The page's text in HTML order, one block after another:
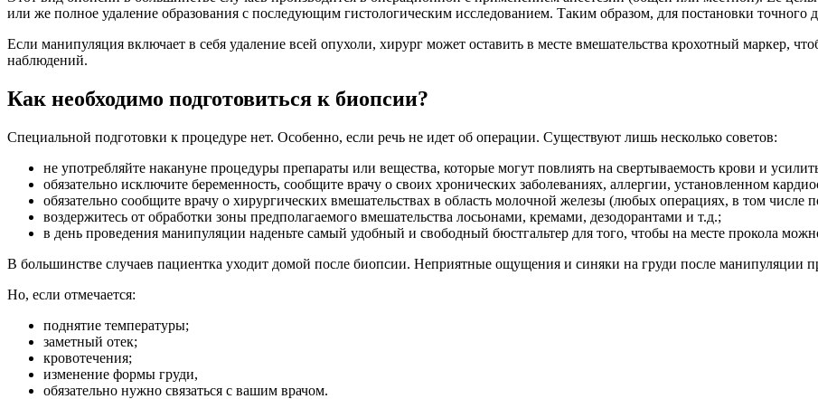
или же полное удаление образования с последующим гистологическим исследованием. Таким образом, для постановки точного
Если манипуляция включает в себя удаление всей опухоли, хирург может оставить в месте вмешательства крохотный маркер,
наблюдений.
Как необходимо подготовиться к биопсии?
Специальной подготовки к процедуре нет. Особенно, если речь не идет об операции. Существуют лишь несколько советов:
не употребляйте накануне процедуры препараты или вещества, которые могут повлиять на свертываемость крови и
обязательно исключите беременность, сообщите врачу о своих хронических заболеваниях, аллергии, установленном
обязательно сообщите врачу о хирургических вмешательствах в область молочной железы (любых операциях, в том числе
воздержитесь от обработки зоны предполагаемого вмешательства лосьонами, кремами, дезодорантами и т.д.;
в день проведения манипуляции наденьте самый удобный и свободный бюстгальтер для того, чтобы на месте прокола
В большинстве случаев пациентка уходит домой после биопсии. Неприятные ощущения и синяки на груди после манипуляции
Но, если отмечается:
поднятие температуры;
заметный отек;
кровотечения;
изменение формы груди,
обязательно нужно связаться с вашим врачом.